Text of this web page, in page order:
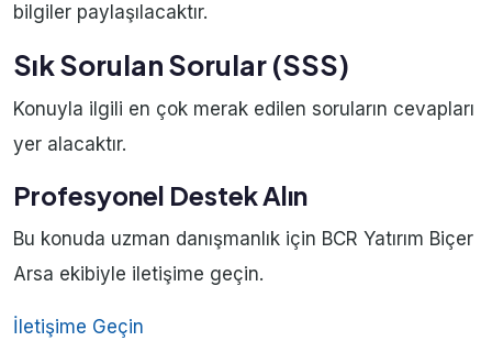
bilgiler paylaşılacaktır.
Sık Sorulan Sorular (SSS)
Konuyla ilgili en çok merak edilen soruların cevapları
yer alacaktır.
Profesyonel Destek Alın
Bu konuda uzman danışmanlık için BCR Yatırım Biçer
Arsa ekibiyle iletişime geçin.
İletişime Geçin